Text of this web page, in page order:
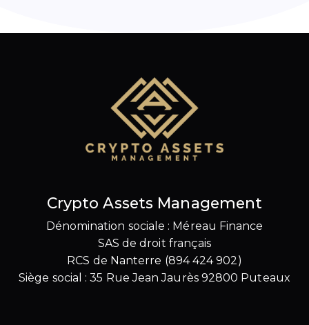
Crypto Assets Management
Dénomination sociale : Méreau Finance
SAS de droit français
RCS de Nanterre (894 424 902)
Siège social : 35 Rue Jean Jaurès 92800 Puteaux